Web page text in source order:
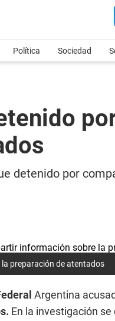
Política Sociedad
detenido por
preparación de atentados
Argentina
En la investigación